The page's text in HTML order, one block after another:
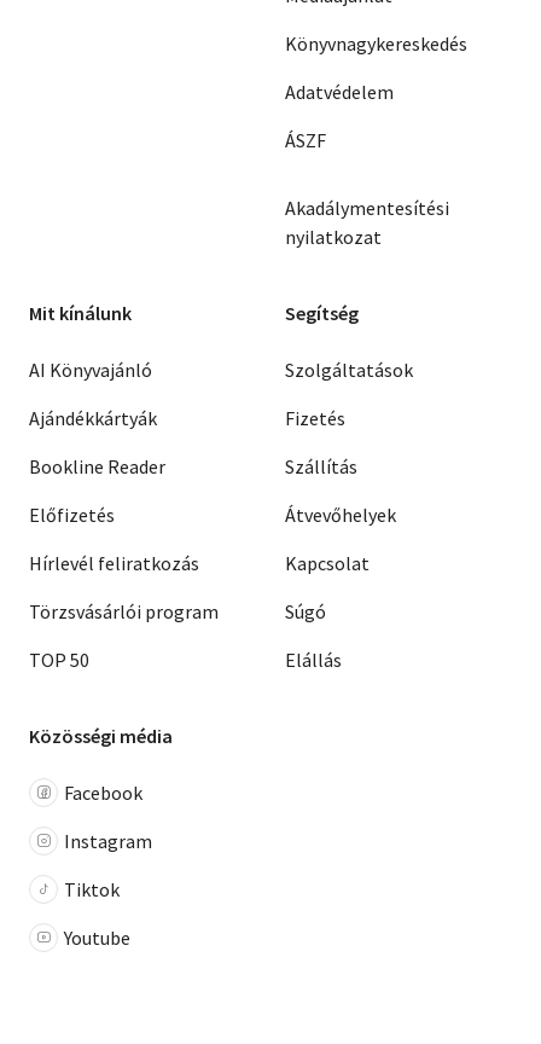
Könyvnagykereskedés
Adatvédelem
ÁSZF
Akadálymentesítési
nyilatkozat
Mit kínálunk
AI Könyvajánló
Ajándékkártyák
Bookline Reader
Előfizetés
Hírlevél feliratkozás
Törzsvásárlói program
TOP 50
Segítség
Szolgáltatások
Fizetés
Szállítás
Átvevőhelyek
Kapcsolat
Súgó
Elállás
Közösségi média
Facebook
Instagram
Tiktok
Youtube